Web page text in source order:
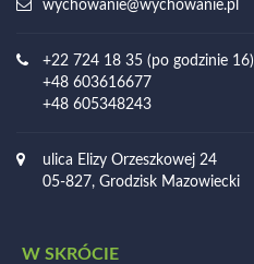
wychowanie@wychowanie.pl
+22 724 18 35 (po godzinie 16)
+48 603616677
+48 605348243
ulica Elizy Orzeszkowej 24
05-827, Grodzisk Mazowiecki
W SKRÓCIE